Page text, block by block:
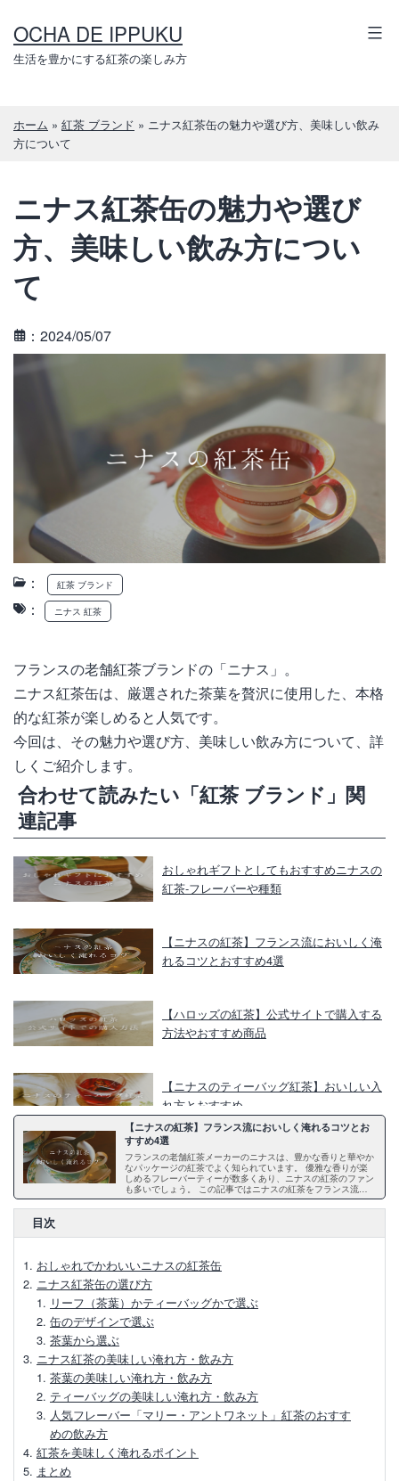
OCHA DE IPPUKU
生活を豊かにする紅茶の楽しみ方
ホーム » 紅茶 ブランド » ニナス紅茶缶の魅力や選び方、美味しい飲み
方について
ニナス紅茶缶の魅力や選び
方、美味しい飲み方につい
て
：2024/05/07
： 紅茶 ブランド
： ニナス 紅茶
フランスの老舗紅茶ブランドの「ニナス」。
ニナス紅茶缶は、厳選された茶葉を贅沢に使用した、本格
的な紅茶が楽しめると人気です。
今回は、その魅力や選び方、美味しい飲み方について、詳
しくご紹介します。
合わせて読みたい「紅茶 ブランド」関
連記事
おしゃれギフトとしてもおすすめニナスの
紅茶‐フレーバーや種類
【ニナスの紅茶】フランス流においしく淹
れるコツとおすすめ4選
【ハロッズの紅茶】公式サイトで購入する
方法やおすすめ商品
【ニナスのティーバッグ紅茶】おいしい入
れ方とおすすめ
ハロッズの紅茶の魅力とギフトにおすすめ
の紅茶4選
めの銘柄をご紹介
銘柄3選
徴、おいしい淹れ方
【大人気】リントンズの紅茶缶のデザイン
【ニナスの紅茶】フランス流においしく淹れるコツとお
すすめ4選
フランスの老舗紅茶メーカーのニナスは、豊かな香りと華やか
なパッケージの紅茶でよく知られています。 優雅な香りが楽
しめるフレーバーティーが数多くあり、ニナスの紅茶のファン
も多いでしょう。 この記事ではニナスの紅茶をフランス流で
美味しく淹れるコツや、おすすめの紅茶、美味しい飲み方や紅
茶に合うスイーツなどもご紹介します。
目次
おしゃれでかわいいニナスの紅茶缶
ニナス紅茶缶の選び方
リーフ（茶葉）かティーバッグかで選ぶ
缶のデザインで選ぶ
茶葉から選ぶ
ニナス紅茶の美味しい淹れ方・飲み方
茶葉の美味しい淹れ方・飲み方
ティーバッグの美味しい淹れ方・飲み方
人気フレーバー「マリー・アントワネット」紅茶のおすす
めの飲み方
紅茶を美味しく淹れるポイント
まとめ